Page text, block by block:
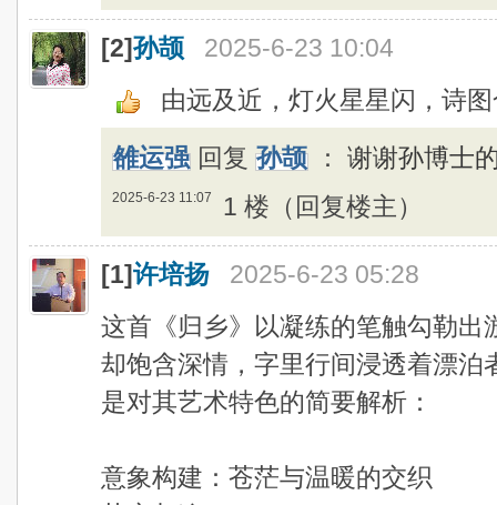
[2]孙颉
2025-6-23 10:04
由远及近，灯火星星闪，诗
雒运强 回复 孙颉 ： 谢谢孙博士
2025-6-23 11:07 1 楼（回复楼主）
[1]许培扬
2025-6-23 05:28
这首《归乡》以凝练的笔触勾勒
却饱含深情，字里行间浸透着漂
是对其艺术特色的简要解析：
意象构建：苍茫与温暖的交织